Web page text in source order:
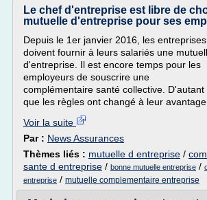
Le chef d'entreprise est libre de
mutuelle d'entreprise pour ses
Depuis le 1er janvier 2016, les entreprises
doivent fournir à leurs salariés une
d'entreprise. Il est encore temps pour les
employeurs de souscrire une
complémentaire santé collective. D'autant
que les règles ont changé à leur avantage.
Voir la suite
Par : News Assurances
Thèmes liés : mutuelle d entreprise /
sante d entreprise / bonne mutuelle entreprise /
entreprise / mutuelle complementaire entreprise